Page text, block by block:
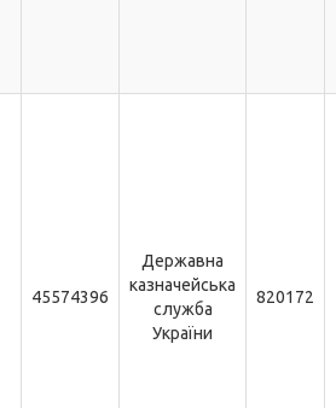
45574396
Державна
казначейська
служба
України
820172